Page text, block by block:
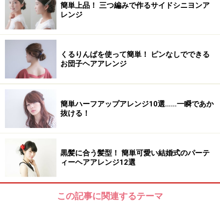
簡単上品！ 三つ編みで作るサイドシニヨンア
レンジ
くるりんぱを使って簡単！ ピンなしでできる
お団子ヘアアレンジ
簡単ハーフアップアレンジ10選……一瞬であか
抜ける！
黒髪に合う髪型！ 簡単可愛い結婚式のパーテ
ィーヘアアレンジ12選
この記事に関連するテーマ